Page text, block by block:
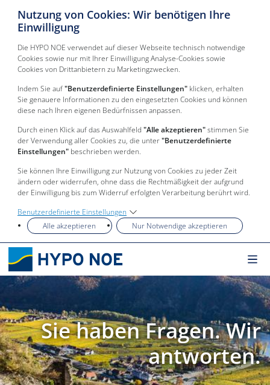
Nutzung von Cookies: Wir benötigen Ihre
Einwilligung
Die HYPO NOE verwendet auf dieser Webseite technisch notwendige
Cookies sowie nur mit Ihrer Einwilligung Analyse-Cookies sowie
Cookies von Drittanbietern zu Marketingzwecken.
Indem Sie auf"Benutzerdefinierte Einstellungen" klicken, erhalten
Sie genauere Informationen zu den eingesetzten Cookies und können
diese nach Ihren eigenen Bedürfnissen anpassen.
Durch einen Klick auf das Auswahlfeld "Alle akzeptieren"stimmen Sie
der Verwendung aller Cookies zu, die unter"Benutzerdefinierte
Einstellungen" beschrieben werden.
Sie können Ihre Einwilligung zur Nutzung von Cookies zu jeder Zeit
ändern oder widerrufen, ohne dass die Rechtmäßigkeit der aufgrund
der Einwilligung bis zum Widerruf erfolgten Verarbeitung berührt wird.
Benutzerdefinierte Einstellungen
Alle akzeptieren
Nur Notwendige akzeptieren
Sie haben Fragen. Wir
antworten.